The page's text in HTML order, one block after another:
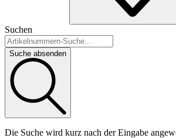
Suchen
Suche absenden
Die Suche wird kurz nach der Eingabe